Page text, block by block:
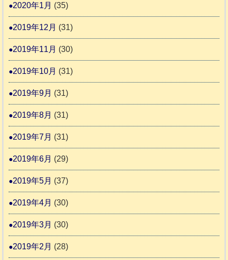
2020年1月 (35)
2019年12月 (31)
2019年11月 (30)
2019年10月 (31)
2019年9月 (31)
2019年8月 (31)
2019年7月 (31)
2019年6月 (29)
2019年5月 (37)
2019年4月 (30)
2019年3月 (30)
2019年2月 (28)